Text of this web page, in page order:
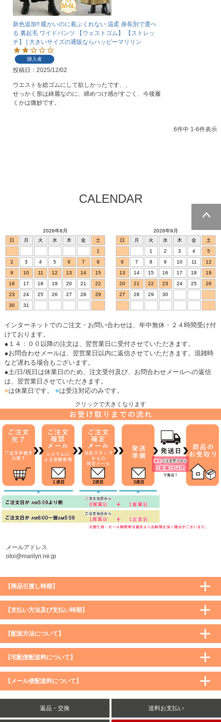
新色追加!! 暖かいのに着ぶくれない 温柔 身長別で選べ
る 裏起毛 ワイドパンツ 【ウェストゴム】 【ストレッ
チ】 | 大きいサイズの通販ならハッピーマリリン
購入者
投稿日 2025/12/02
ウエストを総ゴムにして欲しかったです、、
せっかく形は綺麗なのに、締めつけ感がすごく、今後履
くかは微妙です。
6件中 1-6件表示
ページトッ
プへ
CALENDAR
2026年8月
日
月 火 水 木 金
土
1
2
3 4 5 6 7
8
9
10 11 12 13 14
15
16
17 18 19 20 21
22
23
24 25 26 27 28
29
30
31
2026年9月
日
月 火 水 木 金
土
1
2 3 4
5
6
7 8 9 10 11
12
13
14 15 16 17 18
19
20
21 22 23 24 25
26
27
28 29 30
インターネットでのご注文・お問い合わせは、年中無休・２４時間受け付
けております。
●１４：００以降の注文は、翌営業日に受付させていただきます。
●お問合わせメールは、翌営業日以内に返信させていただきます。混雑時
など遅れる場合もございます。
●土/日/祝日は休業日のため、注文受付及び、お問合わせメールへの返信
は、翌営業日させていただきます。
■は休業日です。 ■は受注対応のみです。
クリックで大きくなります
メールアドレス
otoi@marilyn.ne.jp
【商品引渡し時期】
【支払い方法及び支払い時期】
【配送方法について】
【宅配便配送料について】
購入価格 ／ 地域 通常 沖縄・離島など一部地域
5,900円（税込）未満
590円（税込）
【メール便配送料について】
返品・交換 送料お支払い